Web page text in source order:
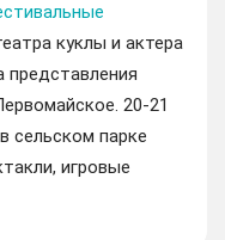
куклы и актера
представления
20-21
сельском парке
игровые